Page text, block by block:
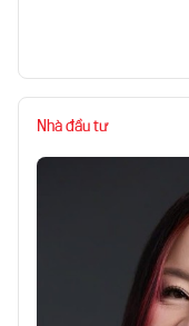
Nhà đầu tư